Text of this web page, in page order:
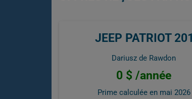
JEEP PATRIOT
Dariusz de Rawdon
0 $ /année
Prime calculée en mai 2026